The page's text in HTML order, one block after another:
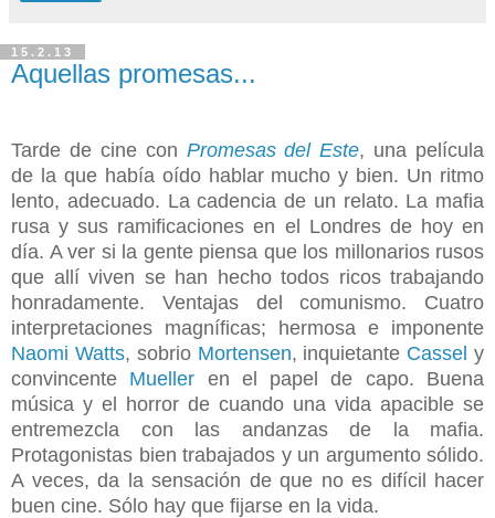
15.2.13
Aquellas promesas...
Tarde de cine con Promesas del Este, una película
de la que había oído hablar mucho y bien. Un ritmo
lento, adecuado. La cadencia de un relato. La mafia
rusa y sus ramificaciones en el Londres de hoy en
día. A ver si la gente piensa que los millonarios rusos
que allí viven se han hecho todos ricos trabajando
honradamente. Ventajas del comunismo. Cuatro
interpretaciones magníficas; hermosa e imponente
Naomi Watts, sobrio Mortensen, inquietante Cassel y
convincente Mueller en el papel de capo. Buena
música y el horror de cuando una vida apacible se
entremezcla con las andanzas de la mafia.
Protagonistas bien trabajados y un argumento sólido.
A veces, da la sensación de que no es difícil hacer
buen cine. Sólo hay que fijarse en la vida.